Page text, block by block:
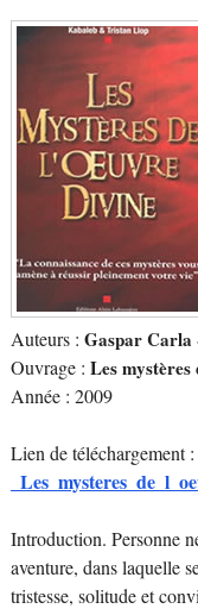
Auteurs : Gaspar
Ouvrage : Les
Année : 2009
Lien de téléchargement :
Introduction. Personne
aventure, dans laquelle
tristesse, solitude et